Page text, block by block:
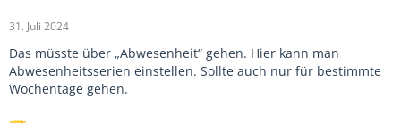
31. Juli 2024
Das müsste über „Abwesenheit“ gehen. Hier kann man
Abwesenheitsserien einstellen. Sollte auch nur für bestimmte
Wochentage gehen.